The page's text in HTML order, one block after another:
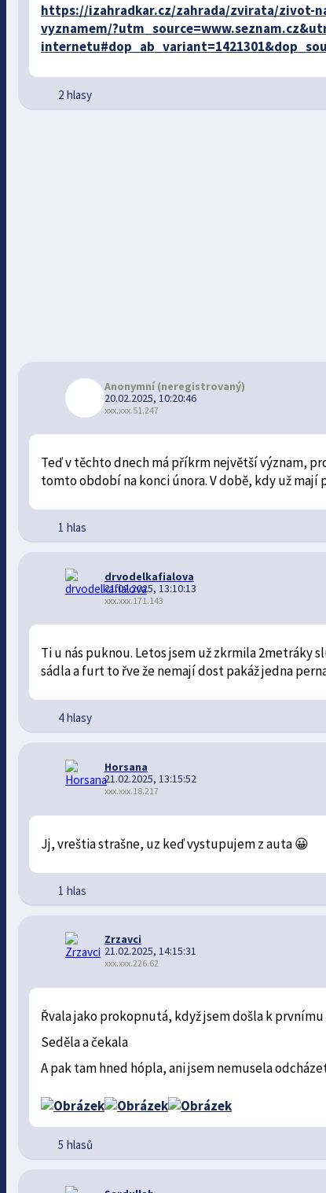
https://izahradkar.cz/zahrada/zvirata/zivot-
vyznamem/
2 hlasy
Anonymní(neregistrovaný)
20.02.2025, 10:20:46
xxx.xxx.51.247
Teď v těchto dnech má příkrm největší význam,
tomto období na konci února. V době, kdy už mají
1 hlas
drvodelkafialova
21.02.2025, 13:10:13
xxx.xxx.171.143
Ti u nás puknou. Letos jsem už zkrmila 2metráky
sádla a furt to řve že nemají dost pakáž jedna
4 hlasy
Horsana
21.02.2025, 13:15:52
xxx.xxx.18.217
Jj, vreštia strašne, uz keď vystupujem z auta 😀
1 hlas
Zrzavci
21.02.2025, 14:15:31
xxx.xxx.226.62
Řvala jako prokopnutá, když jsem došla k
Seděla a čekala
A pak tam hned hópla, ani jsem nemusela
5 hlasů